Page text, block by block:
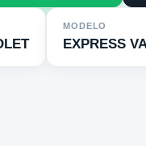
MODELO
EXPRESS